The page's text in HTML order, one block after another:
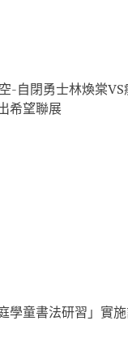
-自閉勇士林煥棠VS
希望聯展
學童書法研習」實